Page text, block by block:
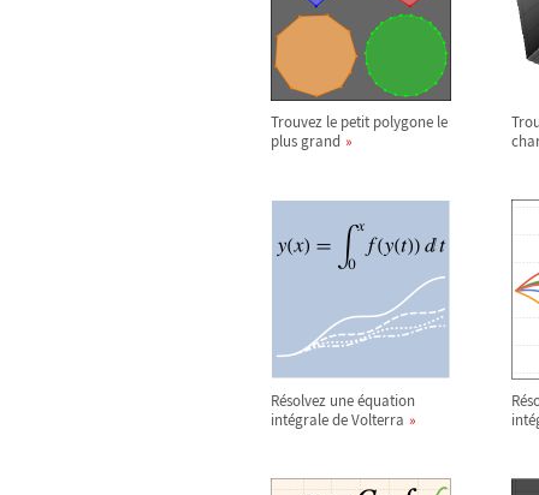
Trouvez le petit polygone le
plus grand
Résolvez une équation
intégrale de Volterra